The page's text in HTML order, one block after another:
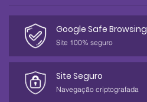
Google Safe Browsing
Site 100% seguro
Site Seguro
Navegação criptografada